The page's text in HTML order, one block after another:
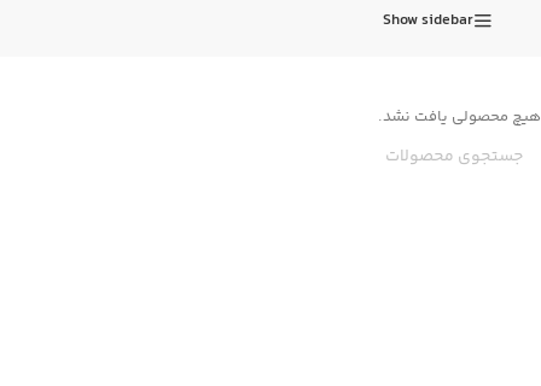
Show sidebar
هیچ محصولی یافت نشد.